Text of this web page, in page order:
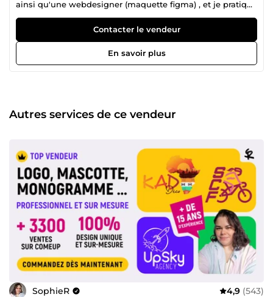
ainsi qu'une webdesigner (maquette figma) , et je pratique
cette passionnante activité depuis 2015. Mon amour pour
les métiers d'art, le web-design et les nouvelles
technologies m'a conduit à obtenir mon diplôme de
graphiste en 2009, suivi d'une formation en
programmation web en 2014. En 2015, j'ai pris la décision
disposition mes compétences sur ComeUp. Je peux vous
accompagner dans la création de l'identité visuelle de
une charte graphique complète, concevoir un favicon, etc.
Conception de cartes de visite avec ou sans verso, que ce
soit dans un style épuré ou plus complexe. Conception de
brochures et flyers professionnels. Et bien d'autres choses.
Si vous avez la moindre question, n'hésitez surtout pas à
me contacter ! Je suis impatiente de travailler avec vous et
de participer à la réussite de votre projet. À très bientôt !
Contacter le vendeur
En savoir plus
Autres services de ce vendeur
SophieR 4,9 (543)